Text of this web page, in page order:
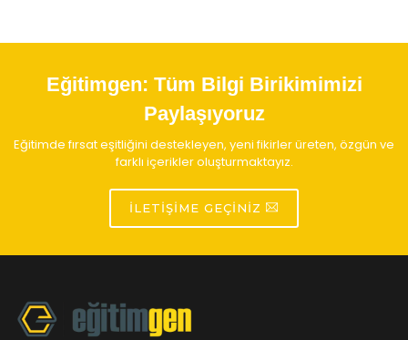
Eğitimgen: Tüm Bilgi Birikimimizi
Paylaşıyoruz
Eğitimde fırsat eşitliğini destekleyen, yeni fikirler üreten, özgün ve
farklı içerikler oluşturmaktayız.
İLETIŞIME GEÇINIZ